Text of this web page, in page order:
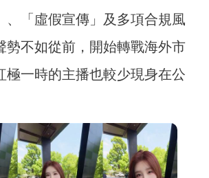
、「虛假宣傳」及多項合規風
勢不如從前，開始轉戰海外市
極一時的主播也較少現身在公